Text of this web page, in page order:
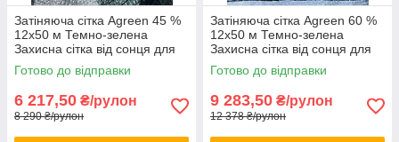
Затіняюча сітка Agreen 45 %
12х50 м Темно-зелена
Захисна сітка від сонця для
рослин Притіняюча сітка
Готово до відправки
6 217,50 ₴/рулон
8 290 ₴/рулон
Затіняюча сітка Agreen 60 %
12х50 м Темно-зелена
Захисна сітка від сонця для
теплиці Притінкова сітка
Готово до відправки
9 283,50 ₴/рулон
12 378 ₴/рулон